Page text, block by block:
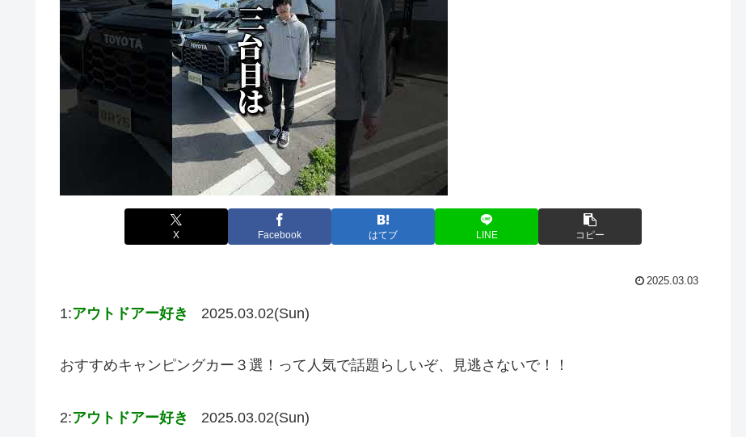
X Facebook はてブ LINE コピー
2025.03.03
1:アウトドアー好き 2025.03.02(Sun)
おすすめキャンピングカー３選！って人気で話題らしいぞ、見逃さないで！！
2:アウトドアー好き 2025.03.02(Sun)